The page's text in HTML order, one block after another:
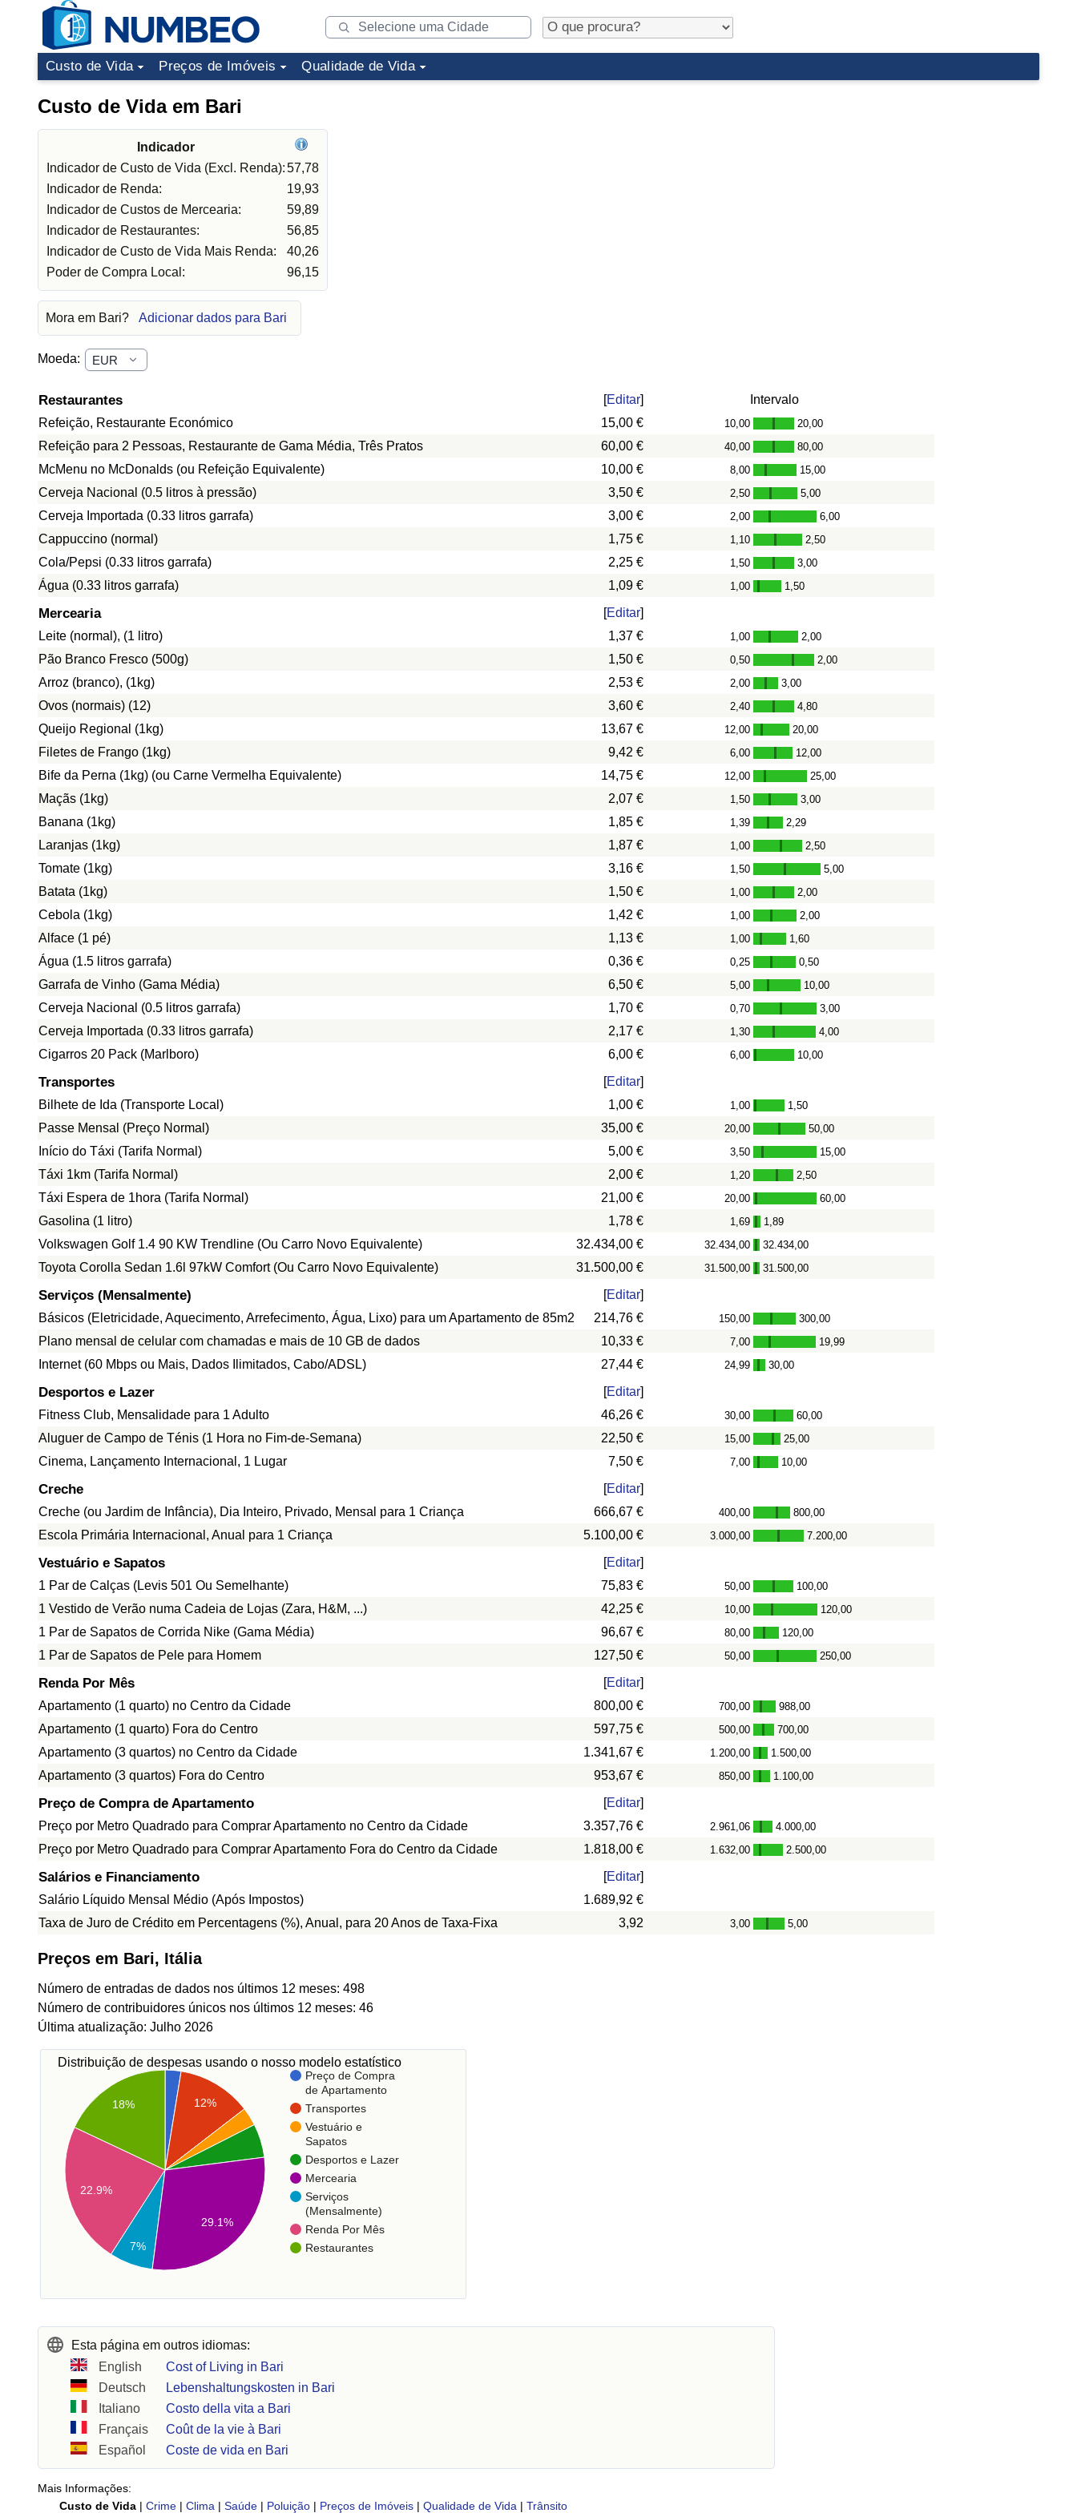
Custo de Vida Preços de Imóveis Qualidade de Vida
Custo de Vida em Bari
Indicador
Indicador de Custo de Vida (Excl. Renda):57,78
Indicador de Renda:
19,93
Indicador de Custos de Mercearia:
59,89
Indicador de Restaurantes:
56,85
Indicador de Custo de Vida Mais Renda:
40,26
Poder de Compra Local:
96,15
Mora em Bari? Adicionar dados para Bari
Moeda:
Restaurantes [Editar]
Intervalo
Refeição, Restaurante Económico
15,00 € 10,00 - 20,00
Refeição para 2 Pessoas, Restaurante de Gama Média, Três Pratos 60,00 € 40,00 - 80,00
McMenu no McDonalds (ou Refeição Equivalente) 10,00 € 8,00 - 15,00
Cerveja Nacional (0.5 litros à pressão) 3,50 € 2,50 - 5,00
Cerveja Importada (0.33 litros garrafa) 3,00 € 2,00 - 6,00
Cappuccino (normal) 1,75 € 1,10 - 2,50
Cola/Pepsi (0.33 litros garrafa) 2,25 € 1,50 - 3,00
Água (0.33 litros garrafa) 1,09 € 1,00 - 1,50
Mercearia [Editar]
Leite (normal), (1 litro)
1,37 € 1,00 - 2,00
Pão Branco Fresco (500g) 1,50 € 0,50 - 2,00
Arroz (branco), (1kg) 2,53 € 2,00 - 3,00
Ovos (normais) (12) 3,60 € 2,40 - 4,80
Queijo Regional (1kg) 13,67 € 12,00 - 20,00
Filetes de Frango (1kg) 9,42 € 6,00 - 12,00
Bife da Perna (1kg) (ou Carne Vermelha Equivalente) 14,75 € 12,00 - 25,00
Maçãs (1kg) 2,07 € 1,50 - 3,00
Banana (1kg) 1,85 € 1,39 - 2,29
Laranjas (1kg) 1,87 € 1,00 - 2,50
Tomate (1kg) 3,16 € 1,50 - 5,00
Batata (1kg) 1,50 € 1,00 - 2,00
Cebola (1kg) 1,42 € 1,00 - 2,00
Alface (1 pé) 1,13 € 1,00 - 1,60
Água (1.5 litros garrafa) 0,36 € 0,25 - 0,50
Garrafa de Vinho (Gama Média) 6,50 € 5,00 - 10,00
Cerveja Nacional (0.5 litros garrafa) 1,70 € 0,70 - 3,00
Cerveja Importada (0.33 litros garrafa) 2,17 € 1,30 - 4,00
Cigarros 20 Pack (Marlboro) 6,00 € 6,00 - 10,00
Transportes [Editar]
Bilhete de Ida (Transporte Local)
1,00 € 1,00 - 1,50
Passe Mensal (Preço Normal) 35,00 € 20,00 - 50,00
Início do Táxi (Tarifa Normal) 5,00 € 3,50 - 15,00
Táxi 1km (Tarifa Normal) 2,00 € 1,20 - 2,50
Táxi Espera de 1hora (Tarifa Normal) 21,00 € 20,00 - 60,00
Gasolina (1 litro) 1,78 € 1,69 - 1,89
Volkswagen Golf 1.4 90 KW Trendline (Ou Carro Novo Equivalente) 32.434,00 € 32.434,00 - 32.434,00
Toyota Corolla Sedan 1.6l 97kW Comfort (Ou Carro Novo Equivalente) 31.500,00 € 31.500,00 - 31.500,00
Serviços (Mensalmente) [Editar]
Básicos (Eletricidade, Aquecimento, Arrefecimento, Água, Lixo) para um Apartamento de 85m2
214,76 € 150,00 - 300,00
Plano mensal de celular com chamadas e mais de 10 GB de dados 10,33 € 7,00 - 19,99
Internet (60 Mbps ou Mais, Dados Ilimitados, Cabo/ADSL) 27,44 € 24,99 - 30,00
Desportos e Lazer [Editar]
Fitness Club, Mensalidade para 1 Adulto
46,26 € 30,00 - 60,00
Aluguer de Campo de Ténis (1 Hora no Fim-de-Semana) 22,50 € 15,00 - 25,00
Cinema, Lançamento Internacional, 1 Lugar 7,50 € 7,00 - 10,00
Creche [Editar]
Creche (ou Jardim de Infância), Dia Inteiro, Privado, Mensal para 1 Criança
666,67 € 400,00 - 800,00
Escola Primária Internacional, Anual para 1 Criança 5.100,00 € 3.000,00 - 7.200,00
Vestuário e Sapatos [Editar]
1 Par de Calças (Levis 501 Ou Semelhante)
75,83 € 50,00 - 100,00
1 Vestido de Verão numa Cadeia de Lojas (Zara, H&M, ...) 42,25 € 10,00 - 120,00
1 Par de Sapatos de Corrida Nike (Gama Média) 96,67 € 80,00 - 120,00
1 Par de Sapatos de Pele para Homem 127,50 € 50,00 - 250,00
Renda Por Mês [Editar]
Apartamento (1 quarto) no Centro da Cidade
800,00 € 700,00 - 988,00
Apartamento (1 quarto) Fora do Centro 597,75 € 500,00 - 700,00
Apartamento (3 quartos) no Centro da Cidade 1.341,67 € 1.200,00 - 1.500,00
Apartamento (3 quartos) Fora do Centro 953,67 € 850,00 - 1.100,00
Preço de Compra de Apartamento [Editar]
Preço por Metro Quadrado para Comprar Apartamento no Centro da Cidade
3.357,76 € 2.961,06 - 4.000,00
Preço por Metro Quadrado para Comprar Apartamento Fora do Centro da Cidade 1.818,00 € 1.632,00 - 2.500,00
Salários e Financiamento [Editar]
Salário Líquido Mensal Médio (Após Impostos)
1.689,92 €
Taxa de Juro de Crédito em Percentagens (%), Anual, para 20 Anos de Taxa-Fixa
3,92 3,00 - 5,00
Preços em Bari, Itália
Número de entradas de dados nos últimos 12 meses: 498
Número de contribuidores únicos nos últimos 12 meses: 46
Última atualização: Julho 2026
Distribuição de despesas usando o nosso modelo estatístico
Preço de Compra
de Apartamento
Transportes
Vestuário e
Sapatos
Desportos e Lazer
Mercearia
Serviços
(Mensalmente)
Renda Por Mês
Restaurantes
12%
18%
22.9%
7%
29.1%
Esta página em outros idiomas:
English
Cost of Living in Bari
Deutsch
Lebenshaltungskosten in Bari
Italiano
Costo della vita a Bari
Français
Coût de la vie à Bari
Español
Coste de vida en Bari
Mais Informações:
Custo de Vida | Crime | Clima | Saúde | Poluição | Preços de Imóveis | Qualidade de Vida | Trânsito